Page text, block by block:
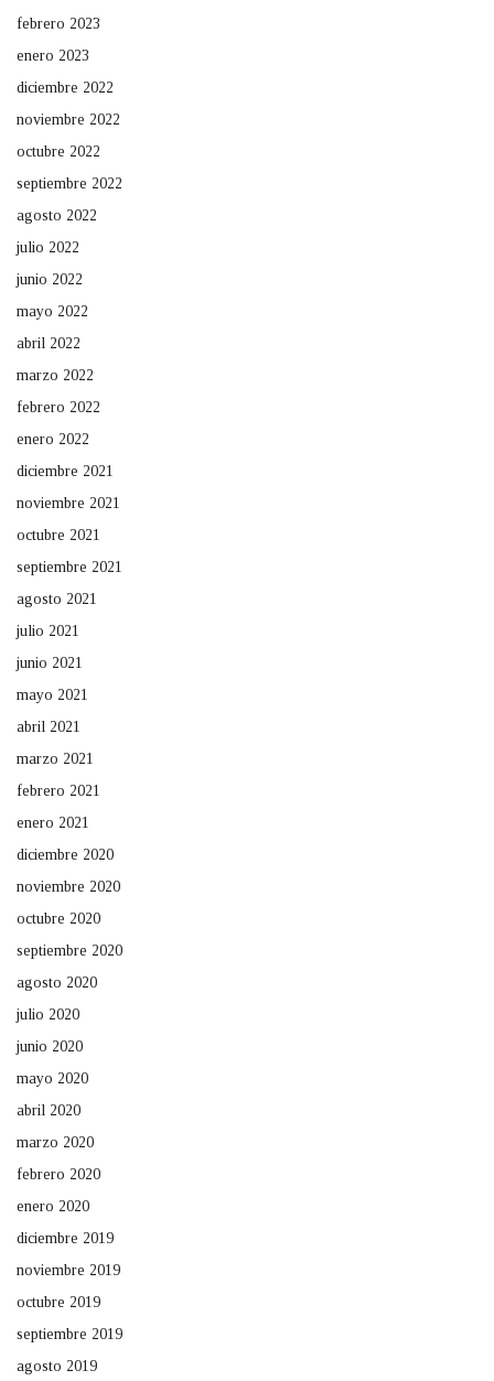
febrero 2023
enero 2023
diciembre 2022
noviembre 2022
octubre 2022
septiembre 2022
agosto 2022
julio 2022
junio 2022
mayo 2022
abril 2022
marzo 2022
febrero 2022
enero 2022
diciembre 2021
noviembre 2021
octubre 2021
septiembre 2021
agosto 2021
julio 2021
junio 2021
mayo 2021
abril 2021
marzo 2021
febrero 2021
enero 2021
diciembre 2020
noviembre 2020
octubre 2020
septiembre 2020
agosto 2020
julio 2020
junio 2020
mayo 2020
abril 2020
marzo 2020
febrero 2020
enero 2020
diciembre 2019
noviembre 2019
octubre 2019
septiembre 2019
agosto 2019